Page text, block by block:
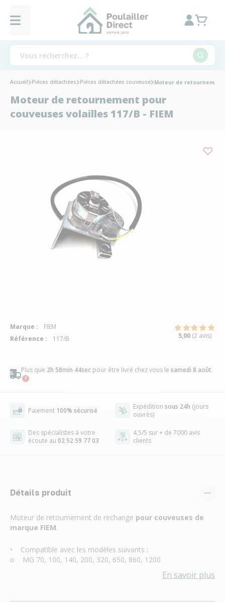
Plus que 2h 58min 44sec pour être livré chez vous le samedi 8 août
Paiement 100% sécurisé Expédition sous 24h (jours
ouvrés)
Des spécialistes à votre
écoute au 02 52 59 77 03
4,5/5 sur + de 7000 avis
clients
Détails produit
Moteur de retournement de rechange pour couveuses de
marque FIEM.
• Compatible avec les modèles suivants :
o MG 70, 100, 140, 200, 320, 650, 860, 1200
En savoir plus
Accueil Pièces détachées Pièces détachées couveuse Moteur de retournement
Moteur de retournement pour
couveuses volailles 117/B - FIEM
Marque :
FIEM
Référence :
117/B 5,00 (2 avis)